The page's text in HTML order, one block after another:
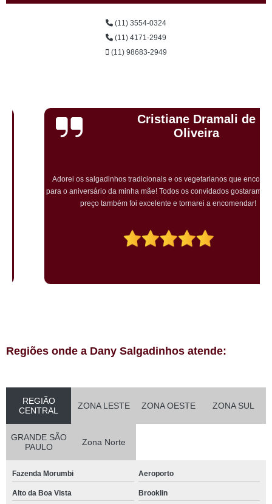
(11) 3554-0324
(11) 4171-2949
(11) 98683-2949
Cristiane Dramali de
Oliveira
Adorei os salgadinhos tradicionais e os vegetarianos que encomendei
para o aniversário da minha mãe! Todos os convidados gostaram muito! O
preço também foi excelente e tornarei a encomendar!
Regiões onde a Dany Salgadinhos atende:
REGIÃO
CENTRAL
ZONA LESTE ZONA OESTE ZONA SUL
GRANDE SÃO
PAULO
Zona Norte
Fazenda Morumbi Aeroporto
Alto da Boa Vista Brooklin